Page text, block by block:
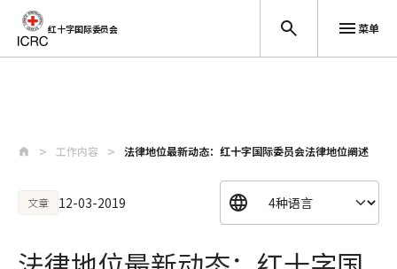
红十字国际委员会 菜单
工作内容 法律地位最新动态：红十字国际委员会法律地位阐述
文章 12-03-2019